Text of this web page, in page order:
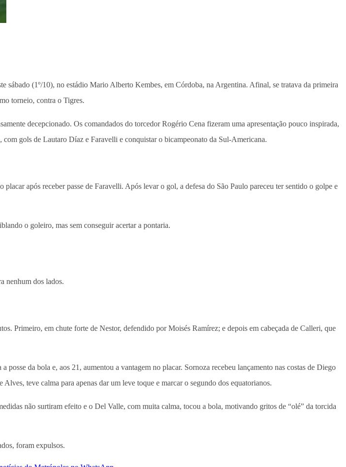
sábado (1º/10), no estádio Mario Alberto Kembes, em Córdoba, na Argentina. Afinal, se tratava da primeira
torneio, contra o Tigres.
decepcionado. Os comandados do torcedor Rogério Cena fizeram uma apresentação pouco inspirada,
gols de Lautaro Díaz e Faravelli e conquistar o bicampeonato da Sul-Americana.
após receber passe de Faravelli. Após levar o gol, a defesa do São Paulo pareceu ter sentido o golpe e
o goleiro, mas sem conseguir acertar a pontaria.
nenhum dos lados.
Primeiro, em chute forte de Nestor, defendido por Moisés Ramírez; e depois em cabeçada de Calleri, que
da bola e, aos 21, aumentou a vantagem no placar. Sornoza recebeu lançamento nas costas de Diego
teve calma para apenas dar um leve toque e marcar o segundo dos equatorianos.
não surtiram efeito e o Del Valle, com muita calma, tocou a bola, motivando gritos de “olé” da torcida
foram expulsos.